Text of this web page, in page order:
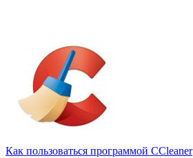
Как пользоваться программой CCleaner